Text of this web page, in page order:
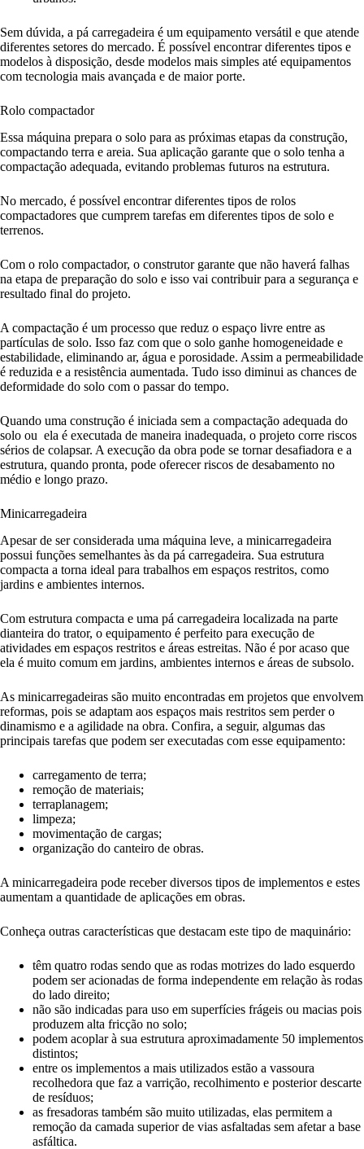
Sem dúvida, a pá carregadeira é um equipamento versátil e que atende
diferentes setores do mercado. É possível encontrar diferentes tipos e
modelos à disposição, desde modelos mais simples até equipamentos
com tecnologia mais avançada e de maior porte.
Rolo compactador
Essa máquina prepara o solo para as próximas etapas da construção,
compactando terra e areia. Sua aplicação garante que o solo tenha a
compactação adequada, evitando problemas futuros na estrutura.
No mercado, é possível encontrar diferentes tipos de rolos
compactadores que cumprem tarefas em diferentes tipos de solo e
terrenos.
Com o rolo compactador, o construtor garante que não haverá falhas
na etapa de preparação do solo e isso vai contribuir para a segurança e
resultado final do projeto.
A compactação é um processo que reduz o espaço livre entre as
partículas de solo. Isso faz com que o solo ganhe homogeneidade e
estabilidade, eliminando ar, água e porosidade. Assim a permeabilidade
é reduzida e a resistência aumentada. Tudo isso diminui as chances de
deformidade do solo com o passar do tempo.
Quando uma construção é iniciada sem a compactação adequada do
solo ou ela é executada de maneira inadequada, o projeto corre riscos
sérios de colapsar. A execução da obra pode se tornar desafiadora e a
estrutura, quando pronta, pode oferecer riscos de desabamento no
médio e longo prazo.
Minicarregadeira
Apesar de ser considerada uma máquina leve, a minicarregadeira
possui funções semelhantes às da pá carregadeira. Sua estrutura
compacta a torna ideal para trabalhos em espaços restritos, como
jardins e ambientes internos.
Com estrutura compacta e uma pá carregadeira localizada na parte
dianteira do trator, o equipamento é perfeito para execução de
atividades em espaços restritos e áreas estreitas. Não é por acaso que
ela é muito comum em jardins, ambientes internos e áreas de subsolo.
As minicarregadeiras são muito encontradas em projetos que envolvem
reformas, pois se adaptam aos espaços mais restritos sem perder o
dinamismo e a agilidade na obra. Confira, a seguir, algumas das
principais tarefas que podem ser executadas com esse equipamento:
carregamento de terra;
remoção de materiais;
terraplanagem;
limpeza;
movimentação de cargas;
organização do canteiro de obras.
A minicarregadeira pode receber diversos tipos de implementos e estes
aumentam a quantidade de aplicações em obras.
Conheça outras características que destacam este tipo de maquinário:
têm quatro rodas sendo que as rodas motrizes do lado esquerdo
podem ser acionadas de forma independente em relação às rodas
do lado direito;
não são indicadas para uso em superfícies frágeis ou macias pois
produzem alta fricção no solo;
podem acoplar à sua estrutura aproximadamente 50 implementos
distintos;
entre os implementos a mais utilizados estão a vassoura
recolhedora que faz a varrição, recolhimento e posterior descarte
de resíduos;
as fresadoras também são muito utilizadas, elas permitem a
remoção da camada superior de vias asfaltadas sem afetar a base
asfáltica.